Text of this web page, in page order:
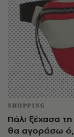
SHOPPING
Πάλι ξέχασα
θα αγοράσω